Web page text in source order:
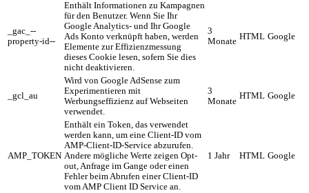
_gac_--
property-id--
Enthält Informationen zu Kampagnen
für den Benutzer. Wenn Sie Ihr
Google Analytics- und Ihr Google
Ads Konto verknüpft haben, werden
Elemente zur Effizienzmessung
dieses Cookie lesen, sofern Sie dies
nicht deaktivieren.
3
Monate HTML Google
_gcl_au
Wird von Google AdSense zum
Experimentieren mit
Werbungseffizienz auf Webseiten
verwendet.
3
Monate
HTML Google
AMP_TOKEN
Enthält ein Token, das verwendet
werden kann, um eine Client-ID vom
AMP-Client-ID-Service abzurufen.
Andere mögliche Werte zeigen Opt-
out, Anfrage im Gange oder einen
Fehler beim Abrufen einer Client-ID
vom AMP Client ID Service an.
1 Jahr HTML Google